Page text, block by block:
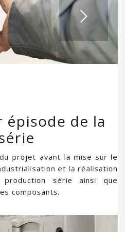
épisode de la
projet avant la mise sur le
et la réalisation
série ainsi que
composants.